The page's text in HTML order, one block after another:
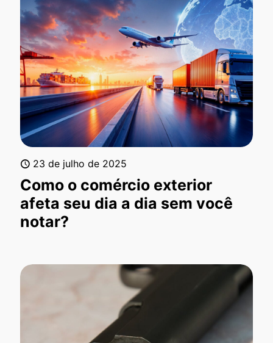
23 de julho de 2025
Como o comércio exterior
afeta seu dia a dia sem você
notar?